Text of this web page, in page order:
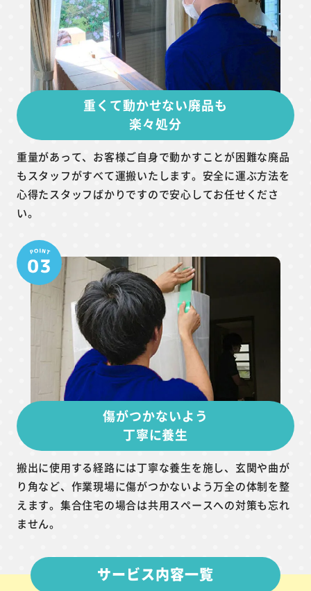
重くて動かせない廃品も
楽々処分
重量があって、お客様ご自身で動かすことが困難な廃品
もスタッフがすべて運搬いたします。安全に運ぶ方法を
心得たスタッフばかりですので安心してお任せくださ
い。
傷がつかないよう
丁寧に養生
搬出に使用する経路には丁寧な養生を施し、玄関や曲が
り角など、作業現場に傷がつかないよう万全の体制を整
えます。集合住宅の場合は共用スペースへの対策も忘れ
ません。
サービス内容一覧